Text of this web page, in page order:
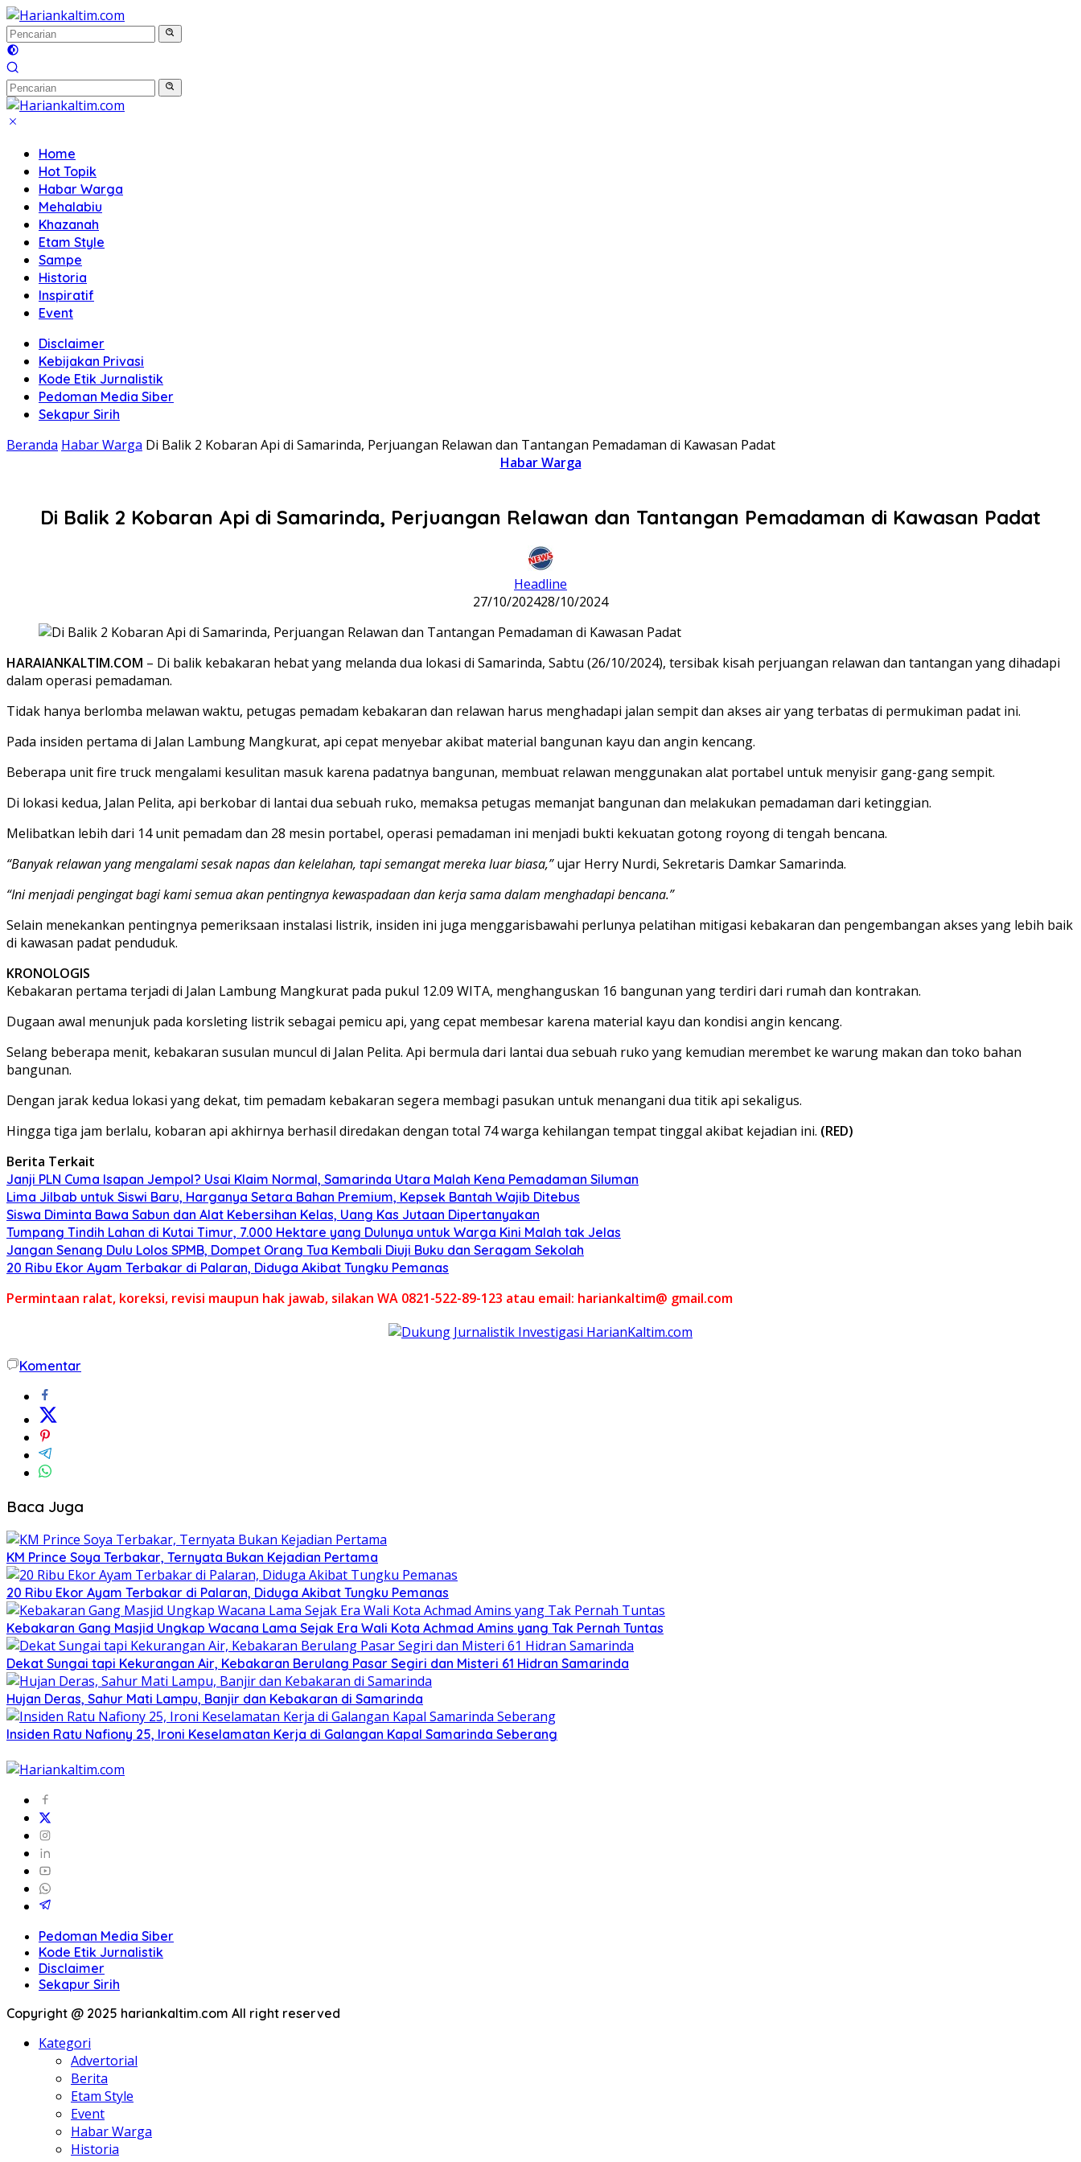
Langsung
ke
konten
Home
Hot Topik
Habar Warga
Mehalabiu
Khazanah
Etam Style
Sampe
Historia
Inspiratif
Event
Disclaimer
Kebijakan Privasi
Kode Etik Jurnalistik
Pedoman Media Siber
Sekapur Sirih
Beranda Habar Warga Di Balik 2 Kobaran Api di Samarinda, Perjuangan Relawan dan Tantangan Pemadaman di Kawasan Padat
Habar Warga
Di Balik 2 Kobaran Api di Samarinda, Perjuangan Relawan dan Tantangan Pemadaman di Kawasan Padat
Headline
27/10/202428/10/2024
HARAIANKALTIM.COM – Di balik kebakaran hebat yang melanda dua lokasi di Samarinda, Sabtu (26/10/2024), tersibak kisah perjuangan relawan dan tantangan yang dihadapi
dalam operasi pemadaman.
Tidak hanya berlomba melawan waktu, petugas pemadam kebakaran dan relawan harus menghadapi jalan sempit dan akses air yang terbatas di permukiman padat ini.
Pada insiden pertama di Jalan Lambung Mangkurat, api cepat menyebar akibat material bangunan kayu dan angin kencang.
Beberapa unit fire truck mengalami kesulitan masuk karena padatnya bangunan, membuat relawan menggunakan alat portabel untuk menyisir gang-gang sempit.
Di lokasi kedua, Jalan Pelita, api berkobar di lantai dua sebuah ruko, memaksa petugas memanjat bangunan dan melakukan pemadaman dari ketinggian.
Melibatkan lebih dari 14 unit pemadam dan 28 mesin portabel, operasi pemadaman ini menjadi bukti kekuatan gotong royong di tengah bencana.
“Banyak relawan yang mengalami sesak napas dan kelelahan, tapi semangat mereka luar biasa,”ujar Herry Nurdi, Sekretaris Damkar Samarinda.
“Ini menjadi pengingat bagi kami semua akan pentingnya kewaspadaan dan kerja sama dalam menghadapi bencana.”
Selain menekankan pentingnya pemeriksaan instalasi listrik, insiden ini juga menggarisbawahi perlunya pelatihan mitigasi kebakaran dan pengembangan akses yang lebih baik
di kawasan padat penduduk.
KRONOLOGIS
Kebakaran pertama terjadi di Jalan Lambung Mangkurat pada pukul 12.09 WITA, menghanguskan 16 bangunan yang terdiri dari rumah dan kontrakan.
Dugaan awal menunjuk pada korsleting listrik sebagai pemicu api, yang cepat membesar karena material kayu dan kondisi angin kencang.
Selang beberapa menit, kebakaran susulan muncul di Jalan Pelita. Api bermula dari lantai dua sebuah ruko yang kemudian merembet ke warung makan dan toko bahan
bangunan.
Dengan jarak kedua lokasi yang dekat, tim pemadam kebakaran segera membagi pasukan untuk menangani dua titik api sekaligus.
Hingga tiga jam berlalu, kobaran api akhirnya berhasil diredakan dengan total 74 warga kehilangan tempat tinggal akibat kejadian ini. (RED)
Berita Terkait
Janji PLN Cuma Isapan Jempol? Usai Klaim Normal, Samarinda Utara Malah Kena Pemadaman Siluman
Lima Jilbab untuk Siswi Baru, Harganya Setara Bahan Premium, Kepsek Bantah Wajib Ditebus
Siswa Diminta Bawa Sabun dan Alat Kebersihan Kelas, Uang Kas Jutaan Dipertanyakan
Tumpang Tindih Lahan di Kutai Timur, 7.000 Hektare yang Dulunya untuk Warga Kini Malah tak Jelas
Jangan Senang Dulu Lolos SPMB, Dompet Orang Tua Kembali Diuji Buku dan Seragam Sekolah
20 Ribu Ekor Ayam Terbakar di Palaran, Diduga Akibat Tungku Pemanas
Permintaan ralat, koreksi, revisi maupun hak jawab, silakan WA 0821-522-89-123 atau email: hariankaltim@ gmail.com
Komentar
Baca Juga
KM Prince Soya Terbakar, Ternyata Bukan Kejadian Pertama
20 Ribu Ekor Ayam Terbakar di Palaran, Diduga Akibat Tungku Pemanas
Kebakaran Gang Masjid Ungkap Wacana Lama Sejak Era Wali Kota Achmad Amins yang Tak Pernah Tuntas
Dekat Sungai tapi Kekurangan Air, Kebakaran Berulang Pasar Segiri dan Misteri 61 Hidran Samarinda
Hujan Deras, Sahur Mati Lampu, Banjir dan Kebakaran di Samarinda
Insiden Ratu Nafiony 25, Ironi Keselamatan Kerja di Galangan Kapal Samarinda Seberang
Pedoman Media Siber
Kode Etik Jurnalistik
Disclaimer
Sekapur Sirih
Copyright @ 2025 hariankaltim.com All right reserved
Kategori
Advertorial
Berita
Etam Style
Event
Habar Warga
Historia